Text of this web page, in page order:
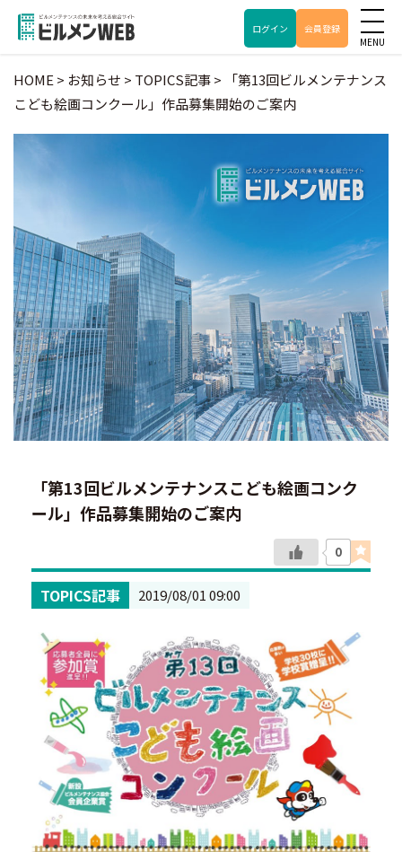
ログイン 会員登録
HOME > お知らせ > TOPICS記事>
「第13回ビルメンテナンス
こども絵画コンクール」作品募集開始のご案内
「第13回ビルメンテナンスこども絵画コンク
ール」作品募集開始のご案内
0
TOPICS記事 2019/08/01 09:00